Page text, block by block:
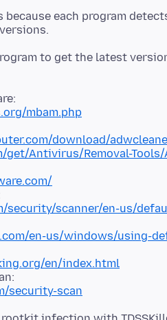
because each program
to get the latest
mbam.php
download/
Antivirus/Removal-Tools/
scanner/en-us/
en-us/windows/using-
en/index.html
security-scan